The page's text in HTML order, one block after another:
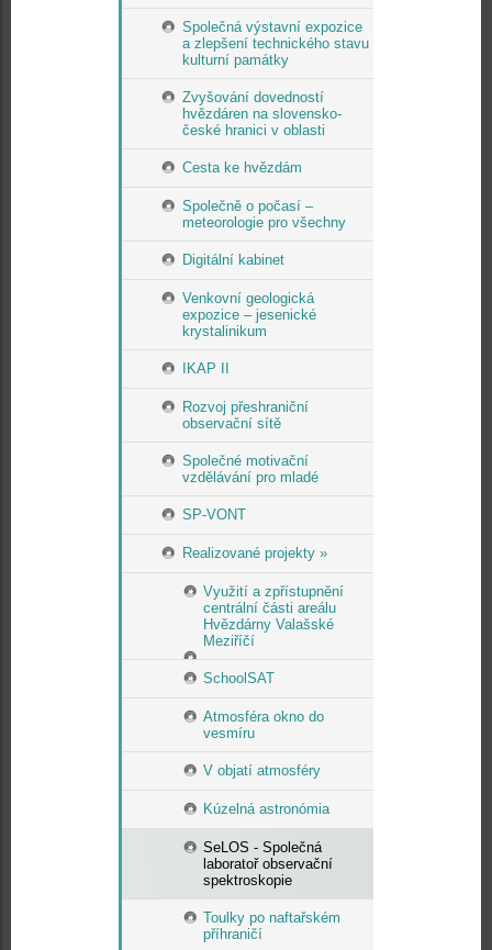
Společná výstavní expozice
a zlepšení technického stavu
kulturní památky
Zvyšování dovedností
hvězdáren na slovensko-
české hranici v oblasti
Cesta ke hvězdám
Společně o počasí –
meteorologie pro všechny
Digitální kabinet
Venkovní geologická
expozice – jesenické
krystalinikum
IKAP II
Rozvoj přeshraniční
observační sítě
Společné motivační
vzdělávání pro mladé
SP-VONT
Realizované projekty »
Využití a zpřístupnění
centrální části areálu
Hvězdárny Valašské
Meziříčí
SchoolSAT
Atmosféra okno do
vesmíru
V objatí atmosféry
Kúzelná astronómia
SeLOS - Společná
laboratoř observační
spektroskopie
Toulky po naftařském
příhraničí